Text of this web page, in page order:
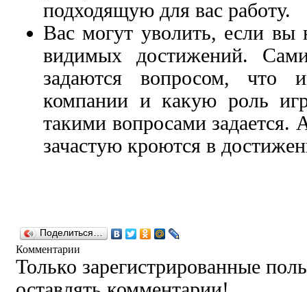
подходящую для вас работу.
Вас могут уволить, если вы
видимых достижений.
задаются вопросом, что
компании и какую роль
такими вопросами задается.
зачастую кроются в
Поделиться…
Комментарии
Только зарегистрированные